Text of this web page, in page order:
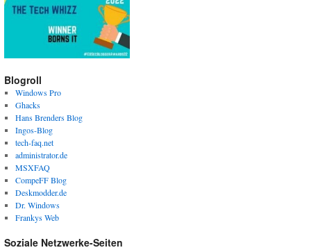
Blogroll
Windows Pro
Ghacks
Hans Brenders Blog
Ingos-Blog
tech-faq.net
administrator.de
MSXFAQ
CompeFF Blog
Deskmodder.de
Dr. Windows
Frankys Web
Soziale Netzwerke-Seiten